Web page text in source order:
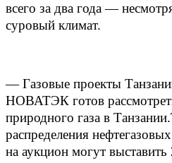
всего за два года —
суровый климат.
— Газовые проекты
НОВАТЭК готов
природного газа в
распределения
на аукцион могут